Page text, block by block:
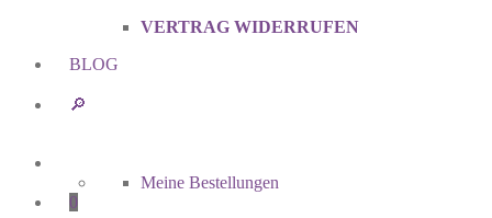
VERTRAG WIDERRUFEN
BLOG
🔎︎
Meine Bestellungen
0